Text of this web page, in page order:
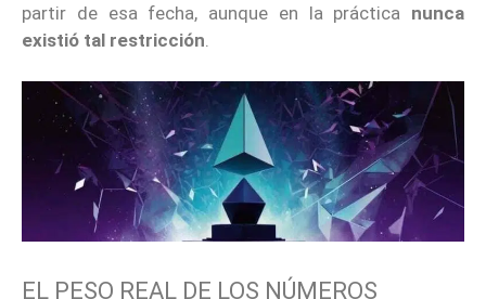
partir de esa fecha, aunque en la práctica nunca
existió tal restricción
EL PESO REAL DE LOS NÚMEROS